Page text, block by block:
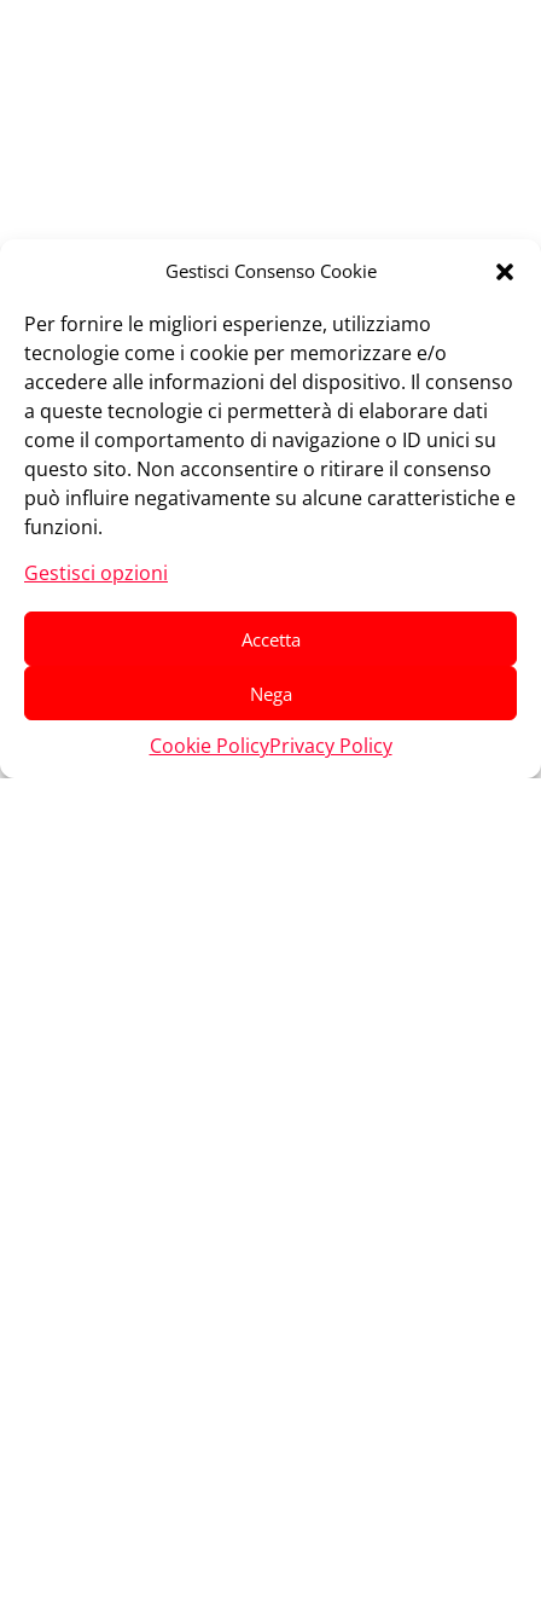
Gestisci Consenso Cookie
Per fornire le migliori esperienze, utilizziamo
tecnologie come i cookie per memorizzare e/o
accedere alle informazioni del dispositivo. Il consenso
a queste tecnologie ci permetterà di elaborare dati
come il comportamento di navigazione o ID unici su
questo sito. Non acconsentire o ritirare il consenso
può influire negativamente su alcune caratteristiche e
funzioni.
Gestisci opzioni
Accetta
Nega
Cookie PolicyPrivacy Policy